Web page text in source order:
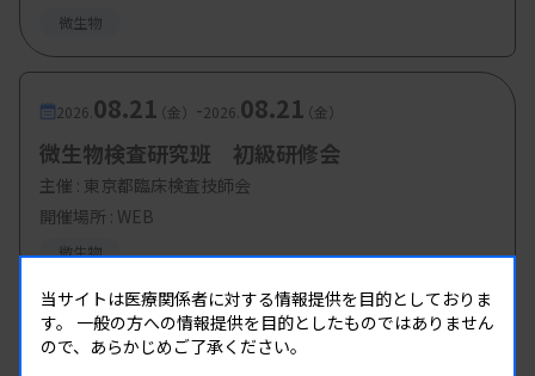
微生物
2026. 08.21（金） -2026. 08.21（金）
微生物検査研究班 初級研修会
主催 : 東京都臨床検査技師会
開催場所 : WEB
微生物
当サイトは医療関係者に対する情報提供を目的としておりま
す。 一般の方への情報提供を目的としたものではありません
ので、あらかじめご了承ください。